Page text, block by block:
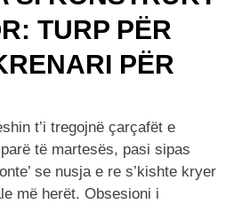
TURP PËR
PËR
t’i tregojnë çarçafët e
të martesës, pasi sipas
se nusja e re s’kishte kryer
më herët. Obsesioni i